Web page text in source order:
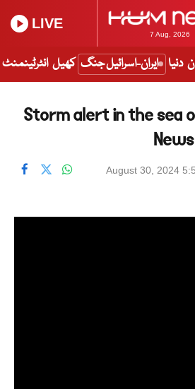
7 Aug, 2026
LIVE
دنیا ایران-اسرائیل جنگ کھیل انٹرٹینمنٹ
Storm alert in the sea
August 30, 2024